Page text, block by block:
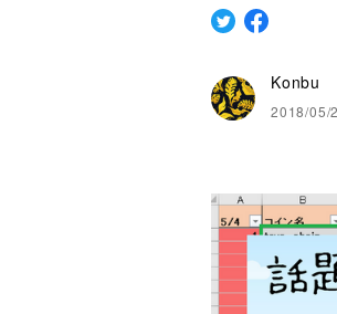
Konbu
2018/05/